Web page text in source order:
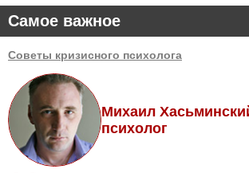
Самое важное
Советы кризисного психолога
Михаил
психолог